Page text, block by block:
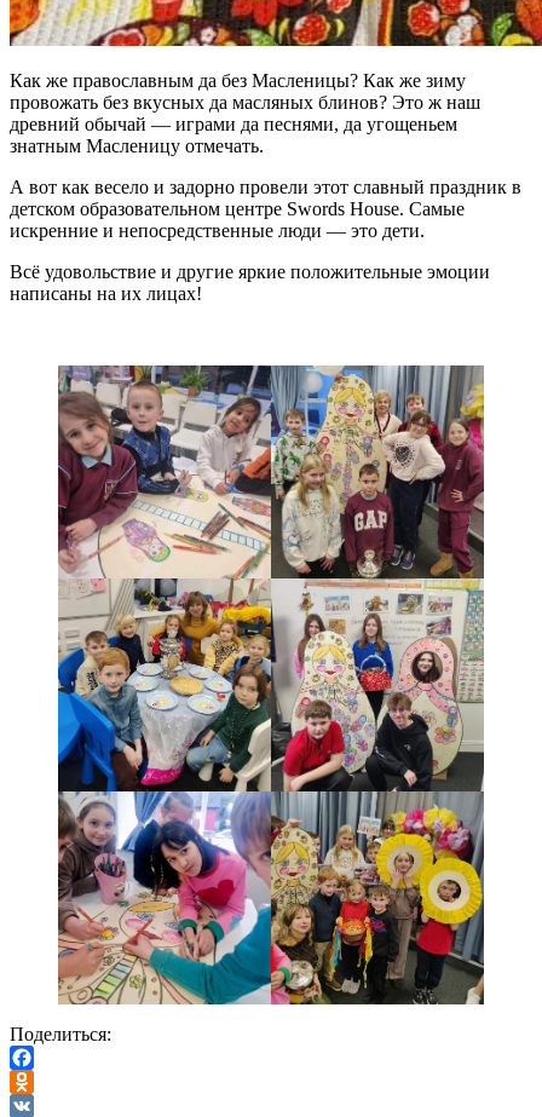
Как же православным да без Масленицы? Как же зиму
провожать без вкусных да масляных блинов? Это ж наш
древний обычай — играми да песнями, да угощеньем
знатным Масленицу отмечать.
А вот как весело и задорно провели этот славный праздник в
детском образовательном центре Swords House. Самые
искренние и непосредственные люди — это дети.
Всё удовольствие и другие яркие положительные эмоции
написаны на их лицах!
Поделиться:
Facebook
Odnoklassniki